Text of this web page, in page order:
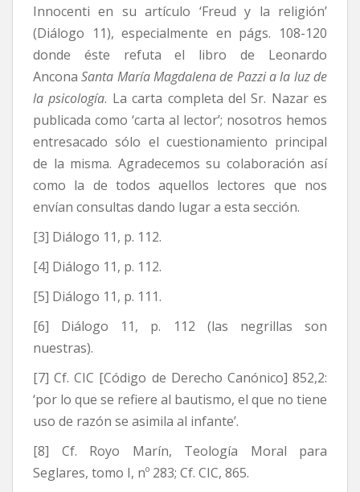
Innocenti en su artículo ‘Freud y la religión’
(Diálogo 11), especialmente en págs. 108-120
donde éste refuta el libro de Leonardo
AnconaSanta María Magdalena de Pazzi a la luz de
la psicología. La carta completa del Sr. Nazar es
publicada como ‘carta al lector’; nosotros hemos
entresacado sólo el cuestionamiento principal
de la misma. Agradecemos su colaboración así
como la de todos aquellos lectores que nos
envían consultas dando lugar a esta sección.
[3] Diálogo 11, p. 112.
[4] Diálogo 11, p. 112.
[5] Diálogo 11, p. 111.
[6] Diálogo 11, p. 112 (las negrillas son
nuestras).
[7] Cf. CIC [Código de Derecho Canónico] 852,2:
‘por lo que se refiere al bautismo, el que no tiene
uso de razón se asimila al infante’.
[8] Cf. Royo Marín, Teología Moral para
Seglares, tomo I, nº 283; Cf. CIC, 865.